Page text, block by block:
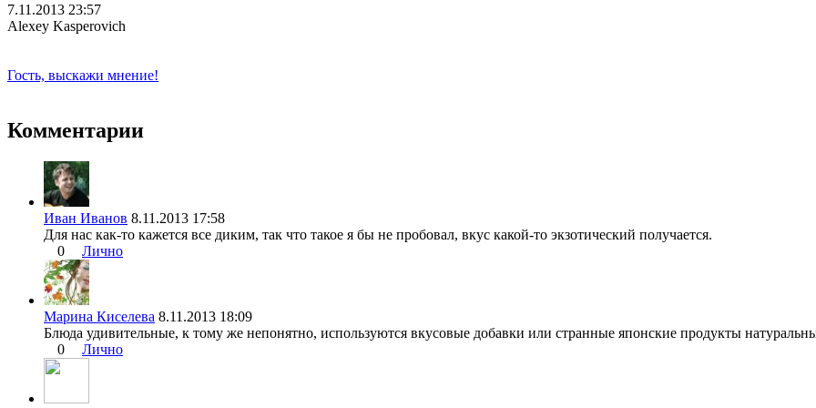
7.11.2013 23:57
Alexey Kasperovich
Гость, выскажи мнение!
Комментарии
Иван Иванов 8.11.2013 17:58
Для нас как-то кажется все диким, так что такое я бы не пробовал, вкус какой-то экзотический получается.
0
Лично
Марина Киселева 8.11.2013 18:09
Блюда удивительные, к тому же непонятно, используются вкусовые добавки или странные японские продукты
0
Лично